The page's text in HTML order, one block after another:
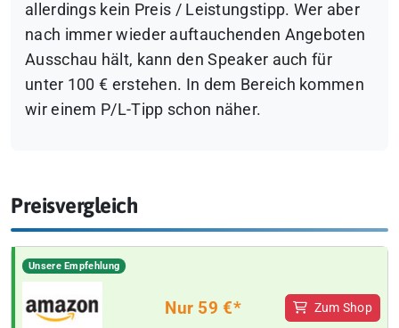
allerdings kein Preis / Leistungstipp. Wer aber
nach immer wieder auftauchenden Angeboten
Ausschau hält, kann den Speaker auch für
unter 100 € erstehen. In dem Bereich kommen
wir einem P/L-Tipp schon näher.
Preisvergleich
Unsere Empfehlung
Nur 59 €* Zum Shop